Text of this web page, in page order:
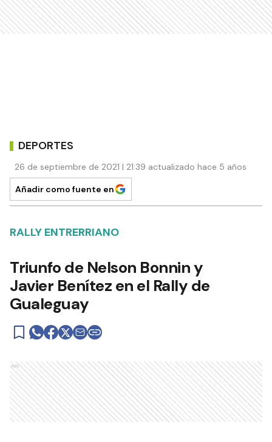
DEPORTES
26 de septiembre de 2021 | 21:39 actualizado hace 5 años
Añadir como fuente en
RALLY ENTRERRIANO
Triunfo de Nelson Bonnin y
Javier Benítez en el Rally de
Gualeguay
Ads